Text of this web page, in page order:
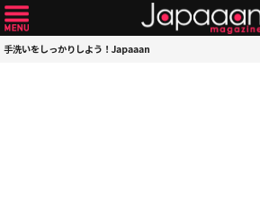
手洗いをしっかりしよう！Japaaan